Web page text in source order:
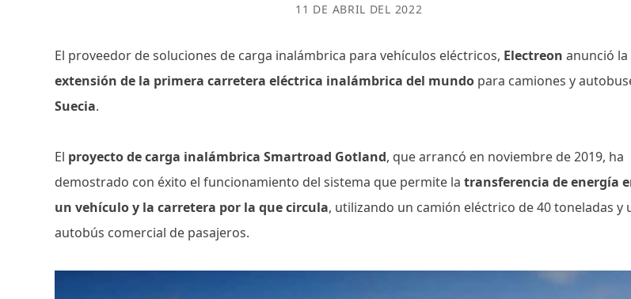
11 DE ABRIL DEL 2022
El proveedor de soluciones de carga inalámbrica para vehículos eléctricos, Electreonanunció la
extensión de la primera carretera eléctrica inalámbrica del mundo para camiones y
Suecia.
El proyecto de carga inalámbrica Smartroad Gotland, que arrancó en noviembre de 2019, ha
demostrado con éxito el funcionamiento del sistema que permite la transferencia de energía
un vehículo y la carretera por la que circula, utilizando un camión eléctrico de 40 toneladas y
autobús comercial de pasajeros.